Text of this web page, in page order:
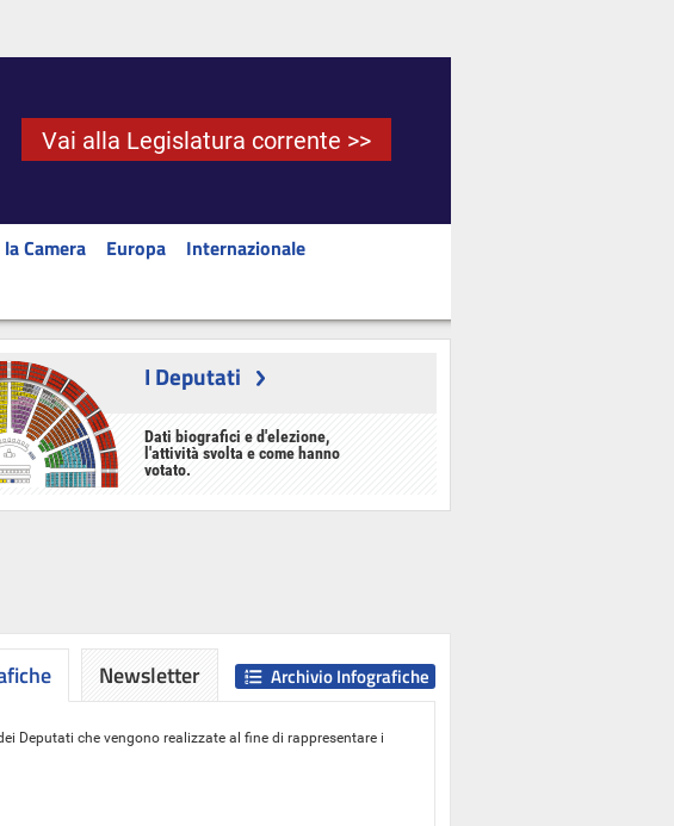
Vai alla Legislatura corrente >>
Camera Europa
Internazionale
I Deputati
Dati biografici e d'elezione,
l'attività svolta e come hanno
votato.
Deputati che vengono realizzate al fine di rappresentare i
Archivio Infografiche
Newsletter